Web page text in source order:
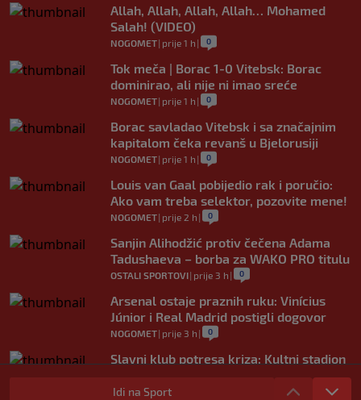
Allah, Allah, Allah, Allah… Mohamed
Salah! (VIDEO)
NOGOMET| prije 1 h | 0
Tok meča | Borac 1-0 Vitebsk: Borac
dominirao, ali nije ni imao sreće
NOGOMET| prije 1 h | 0
Borac savladao Vitebsk i sa značajnim
kapitalom čeka revanš u Bjelorusiji
NOGOMET| prije 1 h | 0
Louis van Gaal pobijedio rak i poručio:
Ako vam treba selektor, pozovite mene!
NOGOMET| prije 2 h | 0
Sanjin Alihodžić protiv čečena Adama
Tadushaeva – borba za WAKO PRO titulu
OSTALI SPORTOVI| prije 3 h | 0
Arsenal ostaje praznih ruku: Vinícius
Júnior i Real Madrid postigli dogovor
NOGOMET| prije 3 h | 0
Slavni klub potresa kriza: Kultni stadion
u Italiji bit će prazan na početku sezone,
navijači objavili rat upravi
Idi na Sport